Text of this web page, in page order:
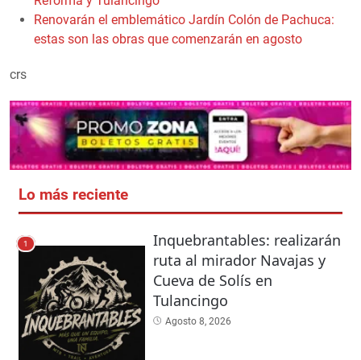
Renovarán el emblemático Jardín Colón de Pachuca:
estas son las obras que comenzarán en agosto
crs
Lo más reciente
1
Inquebrantables: realizarán
ruta al mirador Navajas y
Cueva de Solís en
Tulancingo
Agosto 8, 2026